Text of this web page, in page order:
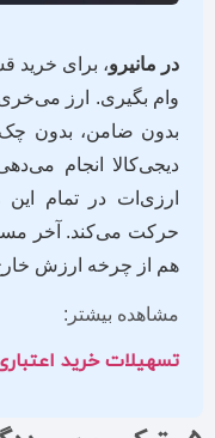
در مانیرو، برای خرید
وام بگیری. ارز
بدون ضامن، بدون
دیجی‌کالا انجام
ارزی‌ات در تمام
حرکت می‌کند. آخر
هم از چرخه ارزش
مشاهده بیشتر:
تسهیلات خرید